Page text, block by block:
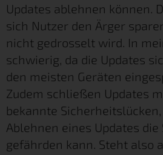
Updates ablehnen können.
sich Nutzer den Ärger
nicht gedrosselt wird. In
schwierig, da die Updates
den meisten Geräten
Zudem schließen Updates
bekannte
Ablehnen eines Updates
gefährden kann. Steht also